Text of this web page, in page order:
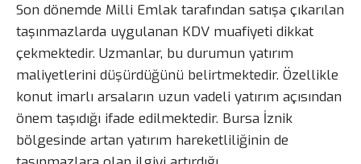
Son dönemde Milli Emlak tarafından satışa çıkarılan
taşınmazlarda uygulanan KDV muafiyeti dikkat
çekmektedir. Uzmanlar, bu durumun yatırım
maliyetlerini düşürdüğünü belirtmektedir. Özellikle
konut imarlı arsaların uzun vadeli yatırım açısından
önem taşıdığı ifade edilmektedir. Bursa İznik
bölgesinde artan yatırım hareketliliğinin de